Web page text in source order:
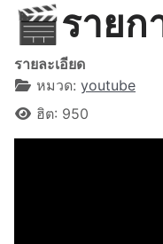
🎬รายก
รายละเอียด
หมวด: youtube
ฮิต: 950